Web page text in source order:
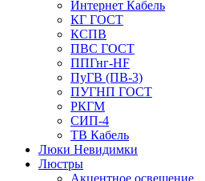
Интернет Кабель
КГ ГОСТ
КСПВ
ПВС ГОСТ
ППГнг-HF
ПуГВ (ПВ-3)
ПУГНП ГОСТ
РКГМ
СИП-4
ТВ Кабель
Люки Невидимки
Люстры
Акцентное освещение